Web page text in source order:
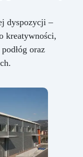
dyspozycji –
kreatywności,
oraz